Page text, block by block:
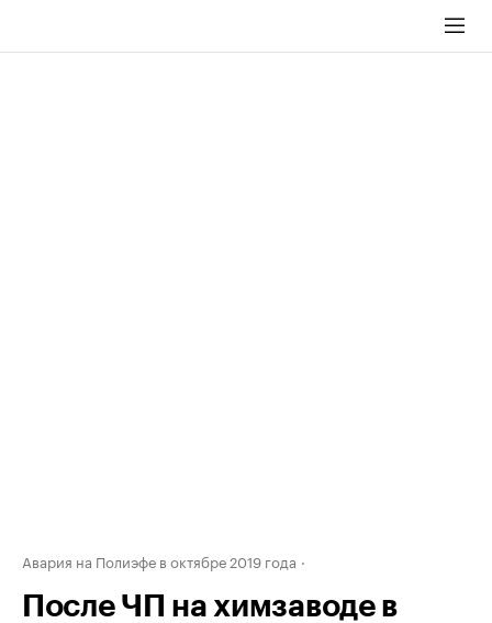
Авария на Полиэфе в октябре 2019 года
После ЧП на химзаводе в